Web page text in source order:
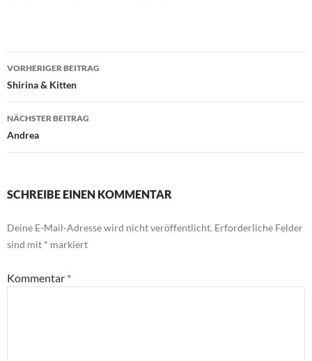
Beitragsnavigation
VORHERIGER BEITRAG
Shirina & Kitten
NÄCHSTER BEITRAG
Andrea
SCHREIBE EINEN KOMMENTAR
Deine E-Mail-Adresse wird nicht veröffentlicht. Erforderliche Felder
sind mit * markiert
Kommentar *